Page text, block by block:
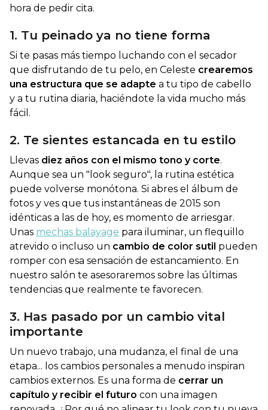
hora de pedir cita.
1. Tu peinado ya no tiene forma
Si te pasas más tiempo luchando con el secador
que disfrutando de tu pelo, en Celeste crearemos
una estructura que se adapte a tu tipo de cabello
y a tu rutina diaria, haciéndote la vida mucho más
fácil.
2. Te sientes estancada en tu estilo
Llevas diez años con el mismo tono y corte.
Aunque sea un "look seguro", la rutina estética
puede volverse monótona. Si abres el álbum de
fotos y ves que tus instantáneas de 2015 son
idénticas a las de hoy, es momento de arriesgar.
Unas mechas balayage para iluminar, un flequillo
atrevido o incluso un cambio de color sutil pueden
romper con esa sensación de estancamiento. En
nuestro salón te asesoraremos sobre las últimas
tendencias que realmente te favorecen.
3. Has pasado por un cambio vital
importante
Un nuevo trabajo, una mudanza, el final de una
etapa... los cambios personales a menudo inspiran
cambios externos. Es una forma de cerrar un
capítulo y recibir el futuro con una imagen